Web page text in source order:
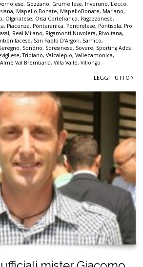
, Gozzano, Grumellese, Inveruno, Lecco,
, Mapello Bonate, MapelloBonate, Mariano,
, Olginatese, Orsa Cortefranca, Pagazzanese,
, Piacenza, Ponteranica, Pontirolese, Pontisola, Pro
, Real Milano, Rigamonti Nuvolera, Rivoltana,
, San Paolo D'Argon, Sarnico,
, Sondrio, Soresinese, Sovere, Sporting Adda
,Tribiano, Valcalepio, Vallecamonica,
Val Brembana, Villa Valle, Villongo
LEGGI TUTTO